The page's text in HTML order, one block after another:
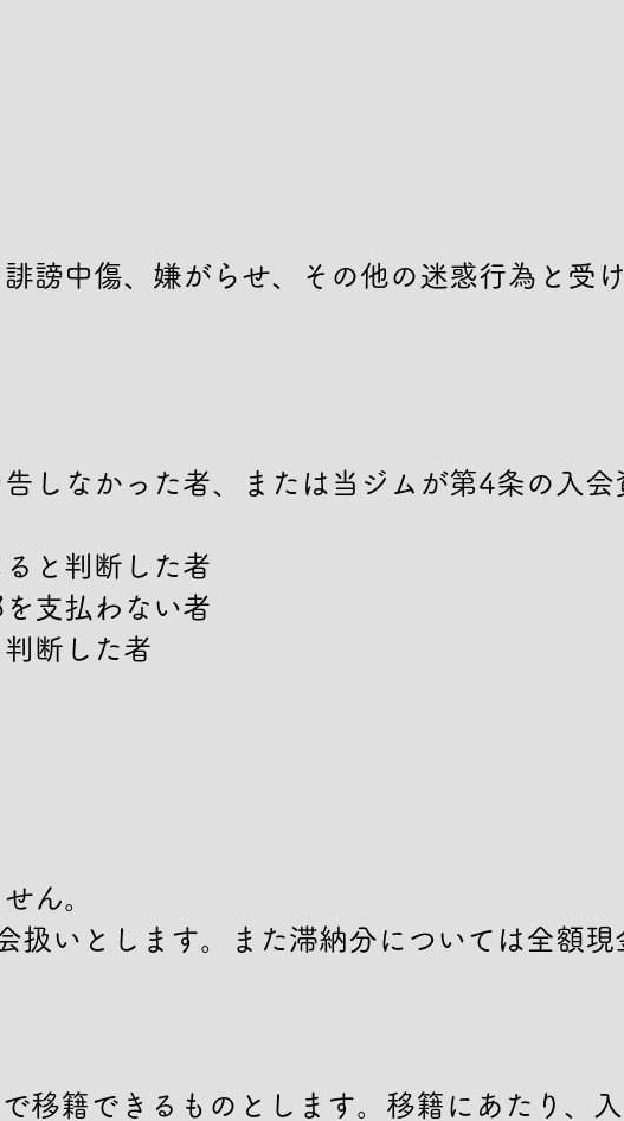
謗中傷、嫌がらせ、その他の迷惑行為と受
しなかった者、または当ジムが第4条の入会
と判断した者
支払わない者
断した者
ん。
いとします。また滞納分については全額現
移籍できるものとします。移籍にあたり、